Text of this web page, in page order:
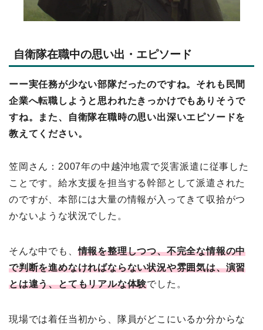
自衛隊在職中の思い出・エピソード
ーー実任務が少ない部隊だったのですね。それも民間
企業へ転職しようと思われたきっかけでもありそうで
すね。また、自衛隊在職時の思い出深いエピソードを
教えてください。
笠岡さん：2007年の中越沖地震で災害派遣に従事した
ことです。給水支援を担当する幹部として派遣された
のですが、本部には大量の情報が入ってきて収拾がつ
かないような状況でした。
そんな中でも、情報を整理しつつ、不完全な情報の中
で判断を進めなければならない状況や雰囲気は、演習
とは違う、とてもリアルな体験でした。
現場では着任当初から、隊員がどこにいるか分からな